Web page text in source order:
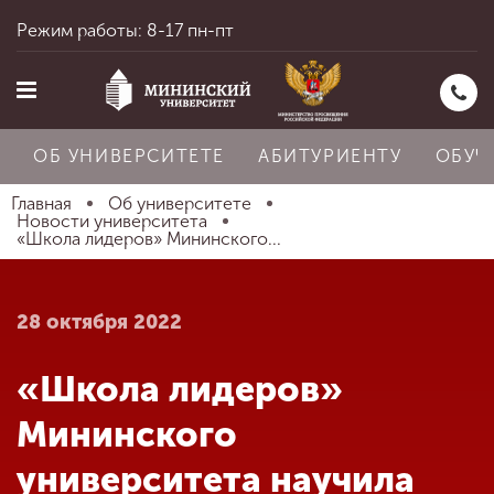
Главная
Абитуриенту
Режим работы: 8-17 пн-пт
ОБ УНИВЕРСИТЕТЕ АБИТУРИЕНТУ
Главная
Об университете
Новости университета
«Школа лидеров» Мининского...
28 октября 2022
«Школа лидеров»
Мининского
университета научила